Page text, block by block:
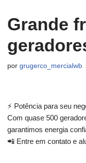
Grande
por grugerco_mercialwb
⚡ Potência para seu
Com quase 500
garantimos energia
📲 Entre em contato e